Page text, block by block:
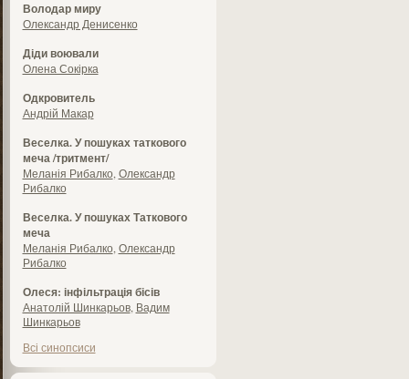
Володар миру
Олександр Денисенко
Діди воювали
Олена Сокірка
Одкровитель
Андрій Макар
Веселка. У пошуках таткового
меча /тритмент/
Меланія Рибалко Олександр
Рибалко
Веселка. У пошуках Таткового
меча
Меланія Рибалко Олександр
Рибалко
Олеся: інфільтрація бісів
Анатолій Шинкарьов, Вадим
Шинкарьов
Всі синопсиси